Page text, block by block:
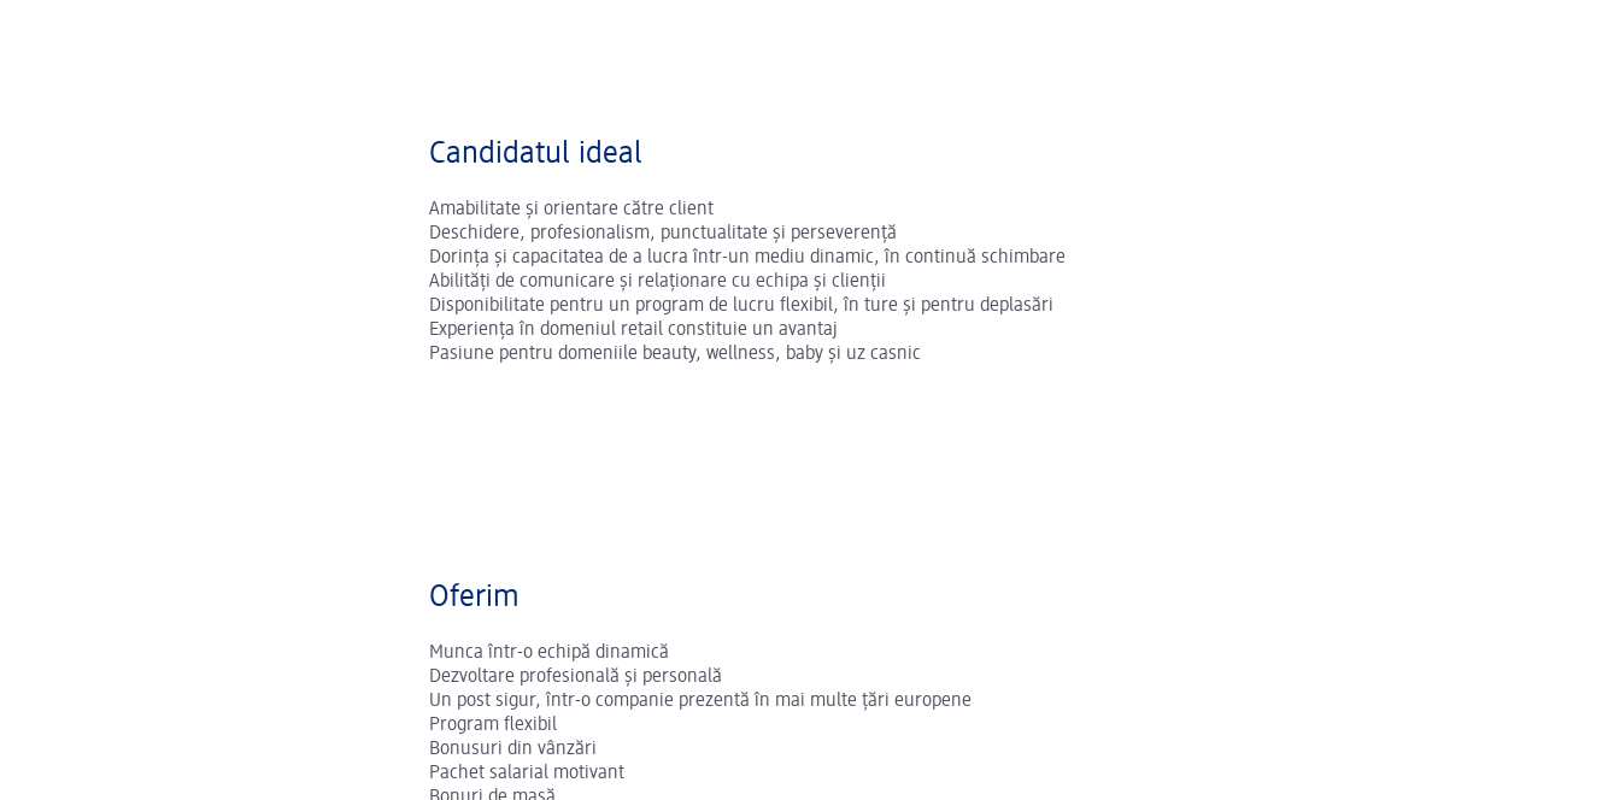
Candidatul ideal
Amabilitate și orientare către client
Deschidere, profesionalism, punctualitate și perseverență
Dorința și capacitatea de a lucra într-un mediu dinamic, în continuă schimbare
Abilități de comunicare și relaționare cu echipa și clienții
Disponibilitate pentru un program de lucru flexibil, în ture și pentru deplasări
Experiența în domeniul retail constituie un avantaj
Pasiune pentru domeniile beauty, wellness, baby și uz casnic
Oferim
Munca într-o echipă dinamică
Dezvoltare profesională și personală
Un post sigur, într-o companie prezentă în mai multe țări europene
Program flexibil
Bonusuri din vânzări
Pachet salarial motivant